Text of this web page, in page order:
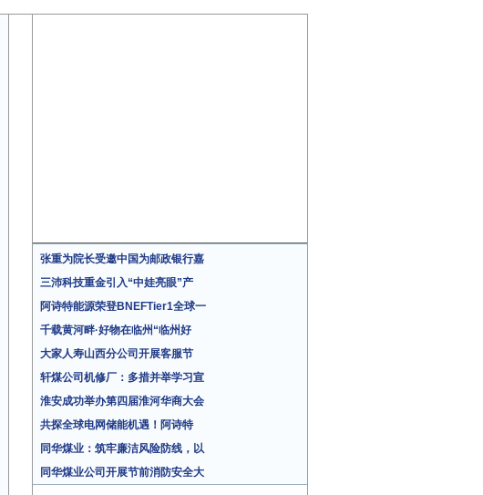
张重为院长受邀中国为邮政银行嘉
三沛科技重金引入“中娃亮眼”产
阿诗特能源荣登BNEFTier1全球一
千载黄河畔·好物在临州“临州好
大家人寿山西分公司开展客服节
轩煤公司机修厂：多措并举学习宣
淮安成功举办第四届淮河华商大会
共探全球电网储能机遇！阿诗特
同华煤业：筑牢廉洁风险防线，以
同华煤业公司开展节前消防安全大